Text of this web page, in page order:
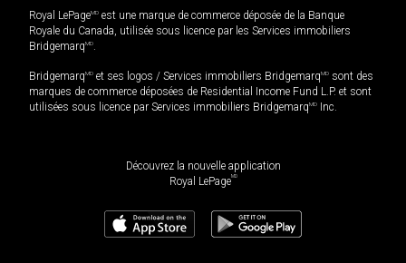
Royal LePageMD est une marque de commerce déposée de la Banque
Royale du Canada, utilisée sous licence par les Services immobiliers
BridgemarqMD
BridgemarqMD et ses logos / Services immobiliers BridgemarqMD sont des
marques de commerce déposées de Residential Income Fund L.P. et sont
utilisées sous licence par Services immobiliers BridgemarqMD Inc.
Découvrez la nouvelle application
Royal LePageMD